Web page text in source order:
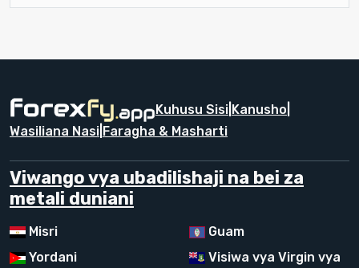
Kuhusu Sisi Kanusho
Wasiliana Nasi Faragha & Masharti
Viwango vya ubadilishaji na bei za
metali duniani
Misri
Yordani
Guam
Visiwa vya Virgin vya